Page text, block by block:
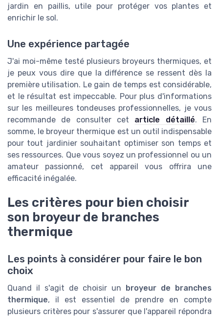
jardin en paillis, utile pour protéger vos plantes et
enrichir le sol.
Une expérience partagée
J'ai moi-même testé plusieurs broyeurs thermiques, et
je peux vous dire que la différence se ressent dès la
première utilisation. Le gain de temps est considérable,
et le résultat est impeccable. Pour plus d'informations
sur les meilleures tondeuses professionnelles, je vous
recommande de consulter cet article détaillé. En
somme, le broyeur thermique est un outil indispensable
pour tout jardinier souhaitant optimiser son temps et
ses ressources. Que vous soyez un professionnel ou un
amateur passionné, cet appareil vous offrira une
efficacité inégalée.
Les critères pour bien choisir
son broyeur de branches
thermique
Les points à considérer pour faire le bon
choix
Quand il s'agit de choisir un broyeur de branches
thermique, il est essentiel de prendre en compte
plusieurs critères pour s'assurer que l'appareil répondra